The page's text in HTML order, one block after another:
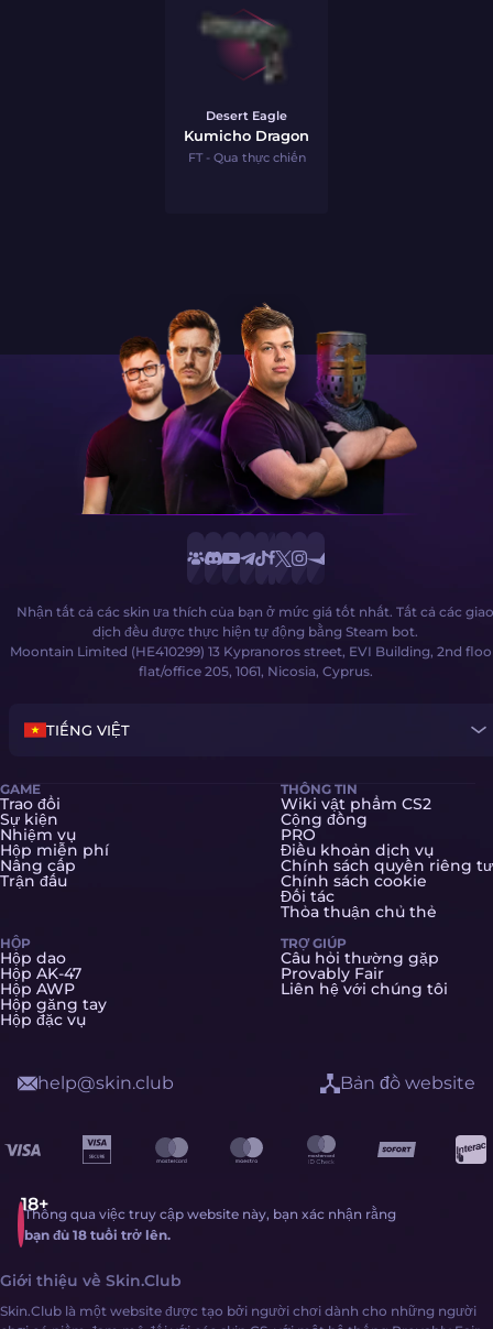
Desert Eagle
Kumicho Dragon
FT - Qua thực chiến
Nhận tất cả các skin ưa thích của bạn ở mức giá tốt nhất. Tất cả các giao
dịch đều được thực hiện tự động bằng Steam bot.
Moontain Limited (HE410299) 13 Kypranoros street, EVI Building, 2nd
flat/office 205, 1061, Nicosia, Cyprus.
TIẾNG VIỆT
GAME
Trao đổi
Sự kiện
Nhiệm vụ
Hộp miễn phí
Nâng cấp
Trận đấu
HỘP
Hộp dao
Hộp AK-47
Hộp AWP
Hộp găng tay
Hộp đặc vụ
THÔNG TIN
Wiki vật phẩm CS2
Cộng đồng
PRO
Điều khoản dịch vụ
Chính sách quyền riêng tư
Chính sách cookie
Đối tác
Thỏa thuận chủ thẻ
TRỢ GIÚP
Câu hỏi thường gặp
Provably Fair
Liên hệ với chúng tôi
Thông qua việc truy cập website này, bạn xác nhận rằng
bạn đủ 18 tuổi trở lên.
help@skin.club Bản đồ website
Giới thiệu về Skin.Club
Skin.Club là một website được tạo bởi người chơi dành cho những người